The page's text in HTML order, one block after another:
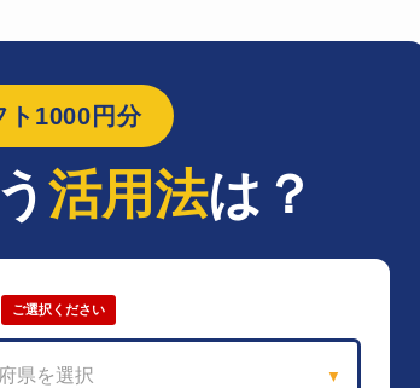
ト1000円分
活用法は？
ご選択ください
県を選択 ▼